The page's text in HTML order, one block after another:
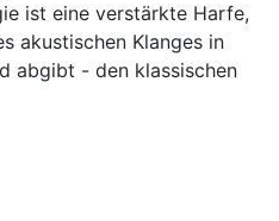
ist eine verstärkte Harfe,
akustischen Klanges in
abgibt - den klassischen